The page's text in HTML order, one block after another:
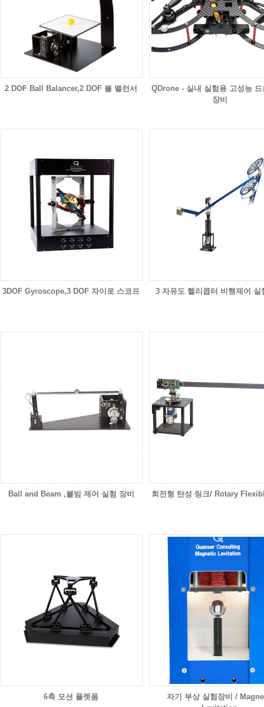
2 DOF Ball Balancer,2 DOF 볼 밸런서
QDrone - 실내 실험용 고성능
장비
3DOF Gyroscope,3 DOF 자이로 스코프 3 자유도 헬리콥터 비행제어 실
Ball and Beam ,볼빔 제어 실험 장비 회전형 탄성 링크/ Rotary
6축 모션 플렛폼
자기 부상 실험장비 /